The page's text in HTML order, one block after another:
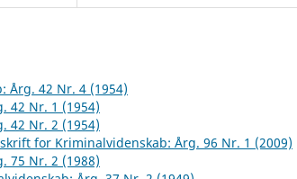
Årg. 42 Nr. 4 (1954)
42 Nr. 1 (1954)
42 Nr. 2 (1954)
for Kriminalvidenskab: Årg. 96 Nr. 1 (2009)
75 Nr. 2 (1988)